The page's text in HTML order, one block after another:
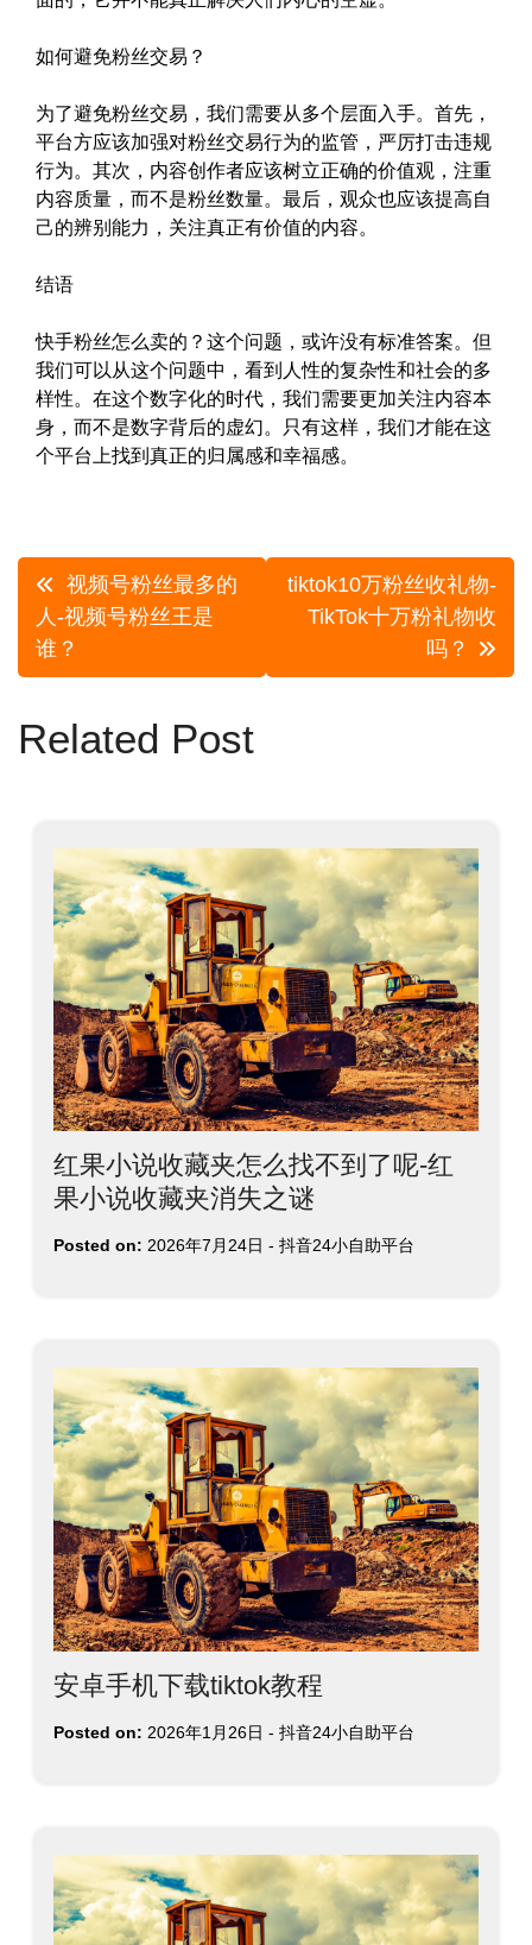
如何避免粉丝交易？
为了避免粉丝交易，我们需要从多个层面入手。首先，
平台方应该加强对粉丝交易行为的监管，严厉打击违规
行为。其次，内容创作者应该树立正确的价值观，注重
内容质量，而不是粉丝数量。最后，观众也应该提高自
己的辨别能力，关注真正有价值的内容。
结语
快手粉丝怎么卖的？这个问题，或许没有标准答案。但
我们可以从这个问题中，看到人性的复杂性和社会的多
样性。在这个数字化的时代，我们需要更加关注内容本
身，而不是数字背后的虚幻。只有这样，我们才能在这
个平台上找到真正的归属感和幸福感。
文
章
导
航
视频号粉丝最多的
人-视频号粉丝王是
谁？
tiktok10万粉丝收礼物-
TikTok十万粉礼物收
吗？
Related Post
红果小说收藏夹怎么找不到了呢-红
果小说收藏夹消失之谜
Posted on: 2026年7月24日 - 抖音24小自助平台
安卓手机下载tiktok教程
Posted on: 2026年1月26日 - 抖音24小自助平台